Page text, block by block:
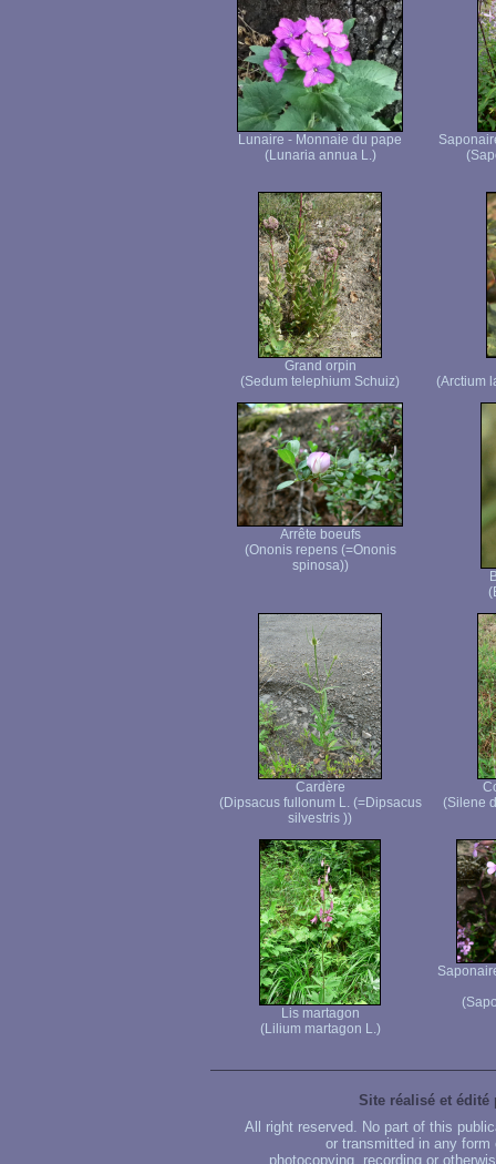
Lunaire - Monnaie du pape
(Lunaria annua L.)
Grand orpin
(Sedum telephium Schuiz)
(Arctium
Arrête boeufs
(Ononis repens (=Ononis
spinosa))
Cardère
(Dipsacus fullonum L. (=Dipsacus
silvestris ))
(Silene
Lis martagon
(Lilium martagon L.)
Site réalisé et édité
All right reserved. No part of this
or transmitted in any
photocopying, recording or